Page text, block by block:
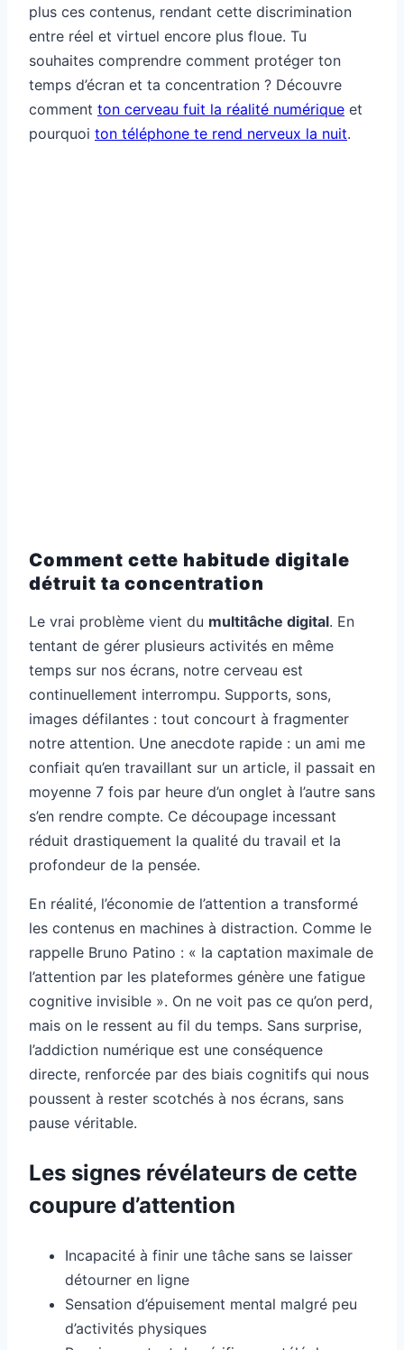
plus ces contenus, rendant cette discrimination
entre réel et virtuel encore plus floue. Tu
souhaites comprendre comment protéger ton
temps d’écran et ta concentration ? Découvre
comment ton cerveau fuit la réalité numérique et
pourquoi ton téléphone te rend nerveux la nuit.
Comment cette habitude digitale
détruit ta concentration
Le vrai problème vient du multitâche digital. En
tentant de gérer plusieurs activités en même
temps sur nos écrans, notre cerveau est
continuellement interrompu. Supports, sons,
images défilantes : tout concourt à fragmenter
notre attention. Une anecdote rapide : un ami me
confiait qu’en travaillant sur un article, il passait en
moyenne 7 fois par heure d’un onglet à l’autre sans
s’en rendre compte. Ce découpage incessant
réduit drastiquement la qualité du travail et la
profondeur de la pensée.
En réalité, l’économie de l’attention a transformé
les contenus en machines à distraction. Comme le
rappelle Bruno Patino : « la captation maximale de
l’attention par les plateformes génère une fatigue
cognitive invisible ». On ne voit pas ce qu’on perd,
mais on le ressent au fil du temps. Sans surprise,
l’addiction numérique est une conséquence
directe, renforcée par des biais cognitifs qui nous
poussent à rester scotchés à nos écrans, sans
pause véritable.
Les signes révélateurs de cette
coupure d’attention
Incapacité à finir une tâche sans se laisser
détourner en ligne
Sensation d’épuisement mental malgré peu
d’activités physiques